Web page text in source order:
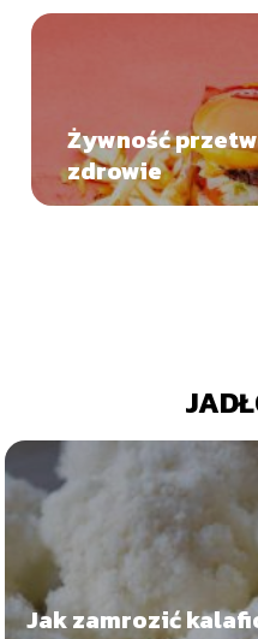
Żywność
zdrowie
Jak zamrozić